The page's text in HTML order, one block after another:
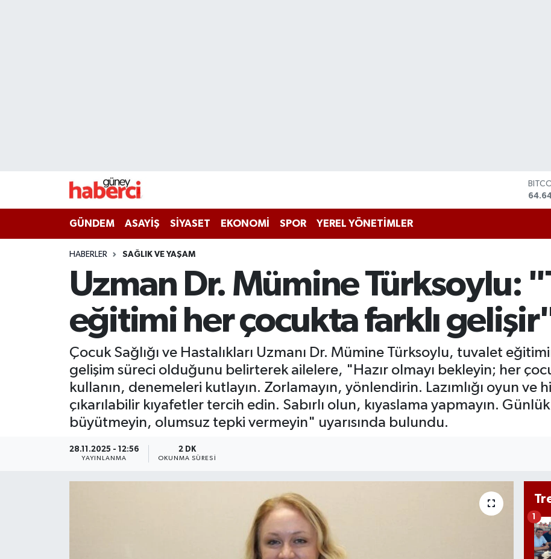
GÜNDEM ASAYİŞ SİYASET EKONOMİ SPOR YEREL YÖNETİMLER
HABERLER SAĞLIK VE YAŞAM
Uzman Dr. Mümine Türksoylu:
eğitimi her çocukta farklı
Çocuk Sağlığı ve Hastalıkları Uzmanı Dr. Mümine Türksoylu, tuvalet
gelişim süreci olduğunu belirterek ailelere, "Hazır olmayı bekleyin; her
kullanın, denemeleri kutlayın. Zorlamayın, yönlendirin. Lazımlığı oyun ve
çıkarılabilir kıyafetler tercih edin. Sabırlı olun, kıyaslama yapmayın.
büyütmeyin, olumsuz tepki vermeyin" uyarısında bulundu.
28.11.2025 - 12:56
YAYINLANMA
2 DK
OKUNMA SÜRESI
1
Haber Arşivi